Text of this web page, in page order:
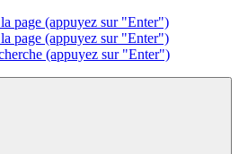
page (appuyez sur "Enter")
page (appuyez sur "Enter")
(appuyez sur "Enter")